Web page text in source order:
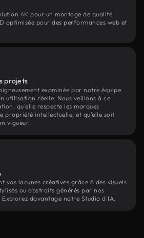
4K pour un montage de qualité
optimisée pour des performances web et
projets
examinée par notre équipe
utilisation réelle. Nous veillons à ce
qu'elle respecte les marques
propriété intellectuelle, et qu'elle soit
vigueur.
vos lacunes créatives grâce à des visuels
ou abstraits générés par nos
Explorez davantage notre Studio d'IA.